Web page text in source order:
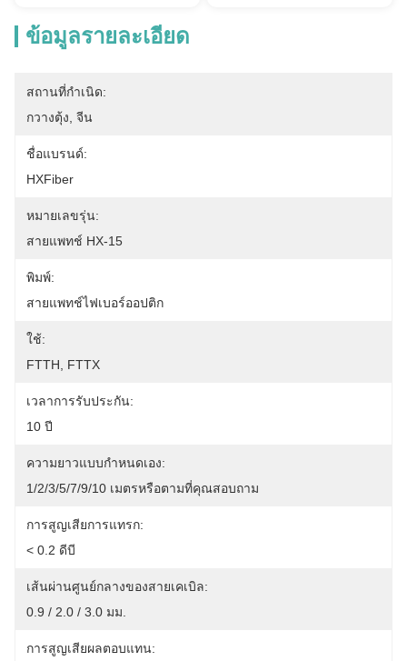
ข้อมูลรายละเอียด
สถานที่กำเนิด:
กวางตุ้ง, จีน
ชื่อแบรนด์:
HXFiber
หมายเลขรุ่น:
สายแพทช์ HX-15
พิมพ์:
สายแพทช์ไฟเบอร์ออปติก
ใช้:
FTTH, FTTX
เวลาการรับประกัน:
10 ปี
ความยาวแบบกำหนดเอง:
1/2/3/5/7/9/10 เมตรหรือตามที่คุณสอบถาม
การสูญเสียการแทรก:
< 0.2 ดีบี
เส้นผ่านศูนย์กลางของสายเคเบิล:
0.9 / 2.0 / 3.0 มม.
การสูญเสียผลตอบแทน: